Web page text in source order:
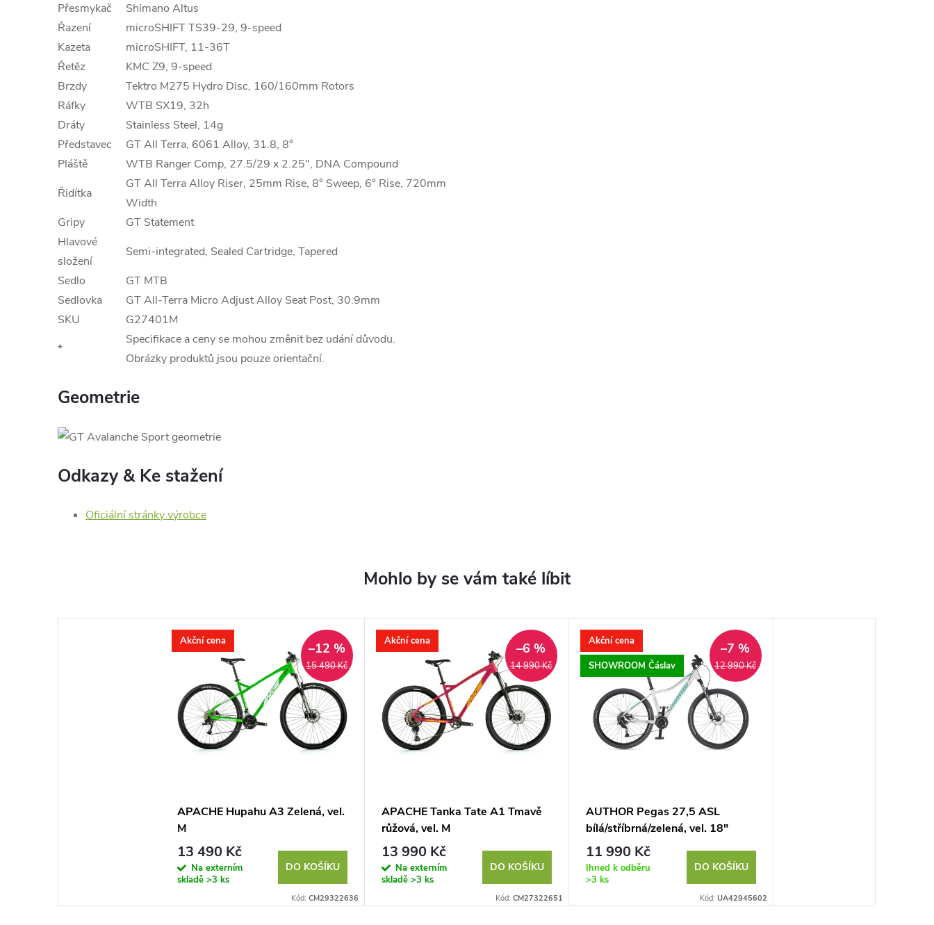
Přesmykač
Shimano Altus
Řazení
microSHIFT TS39-29, 9-speed
Kazeta
microSHIFT, 11-36T
Řetěz
KMC Z9, 9-speed
Brzdy
Tektro M275 Hydro Disc, 160/160mm Rotors
Ráfky
WTB SX19, 32h
Dráty
Stainless Steel, 14g
Představec
GT All Terra, 6061 Alloy, 31.8, 8°
Pláště
WTB Ranger Comp, 27.5/29 x 2.25", DNA Compound
Řidítka
GT All Terra Alloy Riser, 25mm Rise, 8° Sweep, 6° Rise, 720mm
Width
Gripy
GT Statement
Hlavové
složení
Semi-integrated, Sealed Cartridge, Tapered
Sedlo
GT MTB
Sedlovka
GT All-Terra Micro Adjust Alloy Seat Post, 30.9mm
SKU
G27401M
*
Specifikace a ceny se mohou změnit bez udání důvodu.
Obrázky produktů jsou pouze orientační.
Geometrie
Odkazy & Ke stažení
Oficiální stránky výrobce
Akční cena
15 490 Kč
–12 %
APACHE Hupahu A3 Zelená, vel.
M
13 490 Kč
Na externím
skladě >3 ks
DO KOŠÍKU
Kód: CM29322636
Akční cena
14 990 Kč
–6 %
APACHE Tanka Tate A1 Tmavě
růžová, vel. M
13 990 Kč
Na externím
skladě >3 ks
DO KOŠÍKU
Kód: CM27322651
Akční cena
SHOWROOM Čáslav
12 990 Kč
–7 %
AUTHOR Pegas 27,5 ASL
bílá/stříbrná/zelená, vel. 18"
11 990 Kč
Ihned k odběru
>3 ks
DO KOŠÍKU
Kód: UA42945602